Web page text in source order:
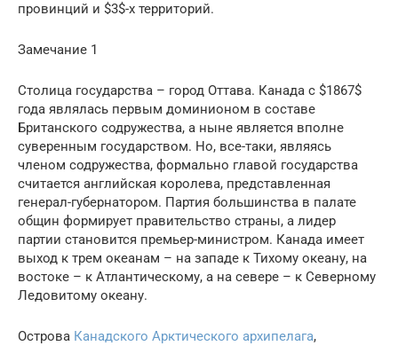
провинций и $3$-х территорий.
Замечание 1
Столица государства – город Оттава. Канада с $1867$
года являлась первым доминионом в составе
Британского содружества, а ныне является вполне
суверенным государством. Но, все-таки, являясь
членом содружества, формально главой государства
считается английская королева, представленная
генерал-губернатором. Партия большинства в палате
общин формирует правительство страны, а лидер
партии становится премьер-министром. Канада имеет
выход к трем океанам – на западе к Тихому океану, на
востоке – к Атлантическому, а на севере – к Северному
Ледовитому океану.
Острова Канадского Арктического архипелага,